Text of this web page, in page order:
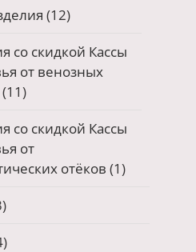
(12)
со скидкой Кассы
от венозных
(11)
со скидкой Кассы
от
отёков (1)